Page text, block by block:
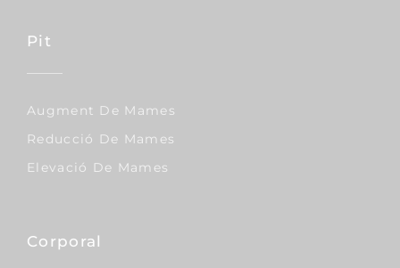
Pit
Augment De Mames
Reducció De Mames
Elevació De Mames
Corporal